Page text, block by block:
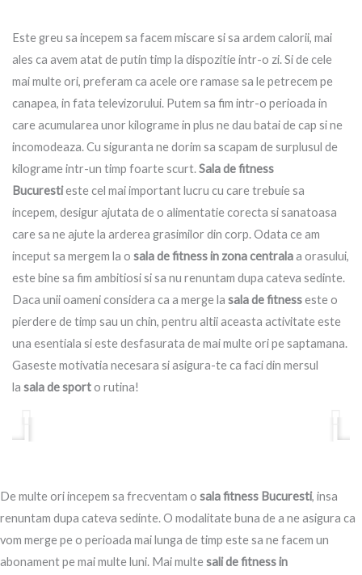
Este greu sa incepem sa facem miscare si sa ardem calorii, mai
ales ca avem atat de putin timp la dispozitie intr-o zi. Si de cele
mai multe ori, preferam ca acele ore ramase sa le petrecem pe
canapea, in fata televizorului. Putem sa fim intr-o perioada in
care acumularea unor kilograme in plus ne dau batai de cap si ne
incomodeaza. Cu siguranta ne dorim sa scapam de surplusul de
kilograme intr-un timp foarte scurt.Sala de fitness
Bucurestieste cel mai important lucru cu care trebuie sa
incepem, desigur ajutata de o alimentatie corecta si sanatoasa
care sa ne ajute la arderea grasimilor din corp. Odata ce am
inceput sa mergem la o sala de fitness in zona centralaa orasului,
este bine sa fim ambitiosi si sa nu renuntam dupa cateva sedinte.
Daca unii oameni considera ca a merge la sala de fitnesseste o
pierdere de timp sau un chin, pentru altii aceasta activitate este
una esentiala si este desfasurata de mai multe ori pe saptamana.
Gaseste motivatia necesara si asigura-te ca faci din mersul
la sala de sporto rutina!
P
De multe ori incepem sa frecventam o sala fitness Bucuresti, insa
renuntam dupa cateva sedinte. O modalitate buna de a ne asigura ca
vom merge pe o perioada mai lunga de timp este sa ne facem un
abonament pe mai multe luni. Mai multesali de fitness in